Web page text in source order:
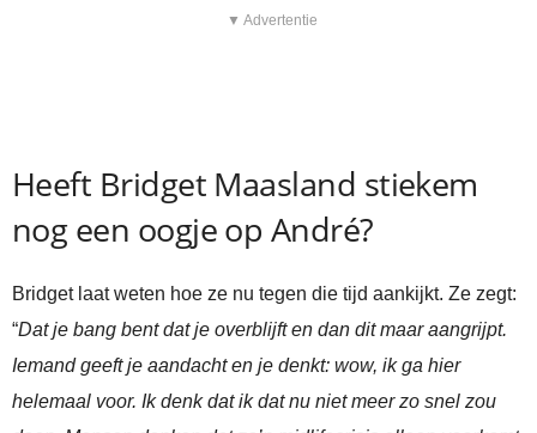
▼ Advertentie
Heeft Bridget Maasland stiekem
nog een oogje op André?
Bridget laat weten hoe ze nu tegen die tijd aankijkt. Ze zegt:
“Dat je bang bent dat je overblijft en dan dit maar aangrijpt.
Iemand geeft je aandacht en je denkt: wow, ik ga hier
helemaal voor. Ik denk dat ik dat nu niet meer zo snel zou